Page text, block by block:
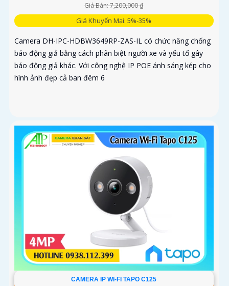
Giá Bán: 7,200,000 ₫
Giá Khuyến Mại: 5%-35%
Camera DH-IPC-HDBW3649RP-ZAS-IL có chức năng chống
báo động giả bằng cách phân biệt người xe và yếu tố gây
báo động giả khác. Với công nghệ IP POE ánh sáng kép cho
hình ảnh đẹp cả ban đêm 6
CAMERA IP WI-FI TAPO C125